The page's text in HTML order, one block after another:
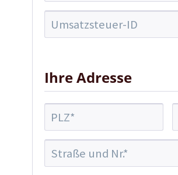
Ihre Adresse